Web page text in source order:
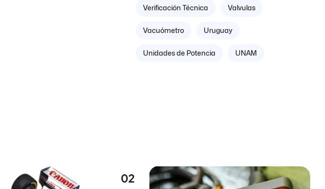
Verificación Técnica Valvulas
Vacuómetro Uruguay
Unidades de Potencia UNAM
02